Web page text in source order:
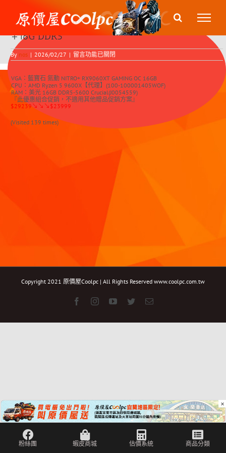
content
【金馬久久-旺 】RX9060XT+ AMD R5 9600X
+16G DDR5
By nos | 2026/02/27 | 在
〈【金
久-
旺
】
RX9060XT+
AMD
DDR5〉
留言功能已關閉
VGA：藍寶石 氮動 NITRO+ RX9060XT GAMING OC 16GB
CPU：AMD Ryzen 5 9600X【代理】(100-100001405WOF)
RAM：美光 16GB DDR5-5600 Crucial(J0054559)
『此優惠組合促銷，不適用其他贈品促銷方案』
$29239↘↘↘$23999
(Visited 139 times)
Copyright 2021 原價屋Coolpc | All Rights Reserved www.coolpc.com.tw
FacebookInstagramYouTubeTwitterEmail:
×